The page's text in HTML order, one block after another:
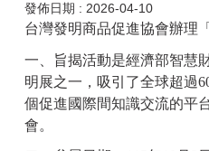
發佈日期 : 2026-04-10
台灣發明商品促進協會辦理
一、旨揭活動是經濟部智慧
明展之一，吸引了全球超過
個促進國際間知識交流的平
會。